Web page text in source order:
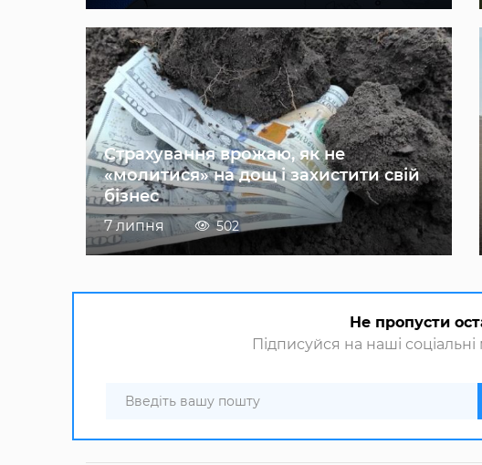
Страхування врожаю, як не
«молитися» на дощ і захистити свій
бізнес
7 липня 502
Не пропусти
Підписуйся на наші